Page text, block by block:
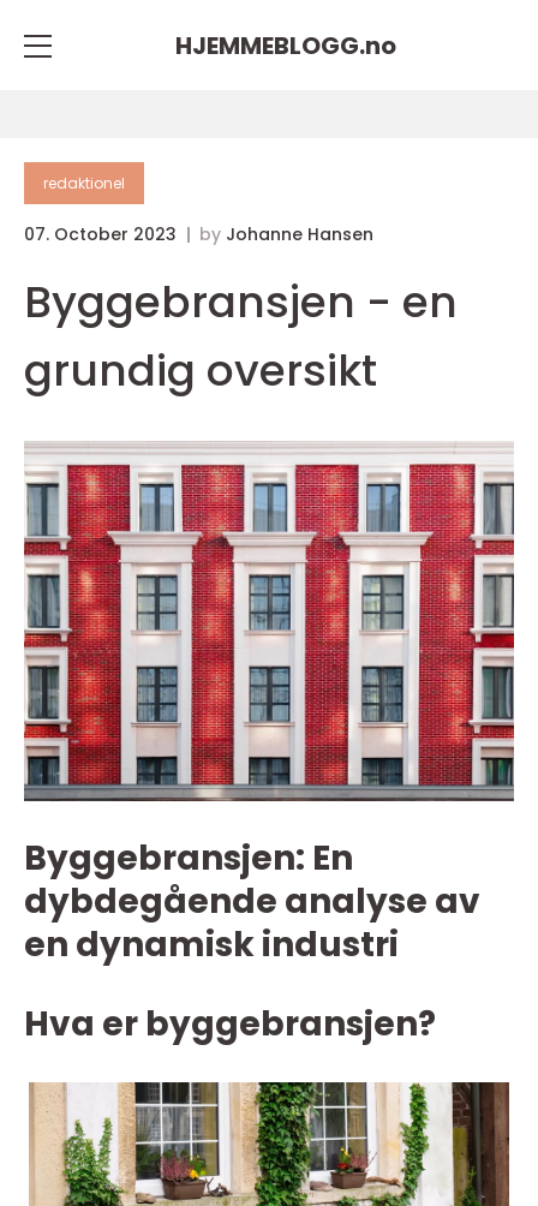
HJEMMEBLOGG.no
redaktionel
07. October 2023 by Johanne Hansen
Byggebransjen - en
grundig oversikt
Byggebransjen: En
dybdegående analyse av
en dynamisk industri
Hva er byggebransjen?